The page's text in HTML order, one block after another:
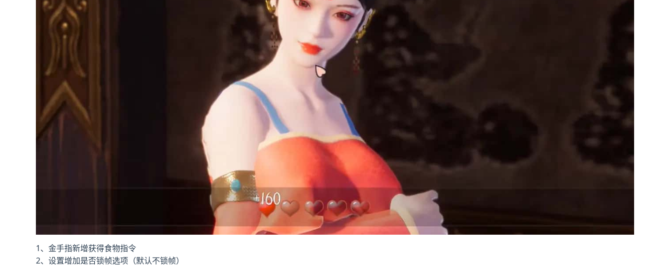
1、金手指新增获得食物指令
2、设置增加是否锁帧选项（默认不锁帧）